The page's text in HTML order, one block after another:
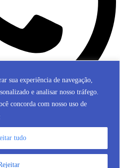
sua experiência de navegação,
e analisar nosso tráfego.
concorda com nosso uso de
tudo
de Belém de Guarapuava. Todos